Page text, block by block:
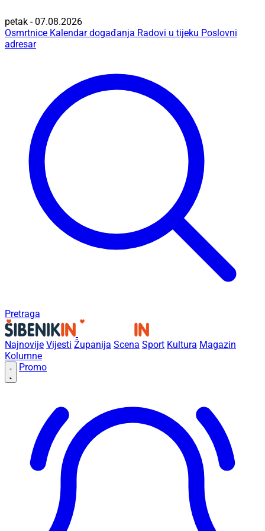
petak - 07.08.2026
Osmrtnice Kalendar događanja Radovi u tijeku Poslovni
adresar
Pretraga
Najnovije Vijesti Županija Scena Sport Kultura Magazin
Kolumne
Promo